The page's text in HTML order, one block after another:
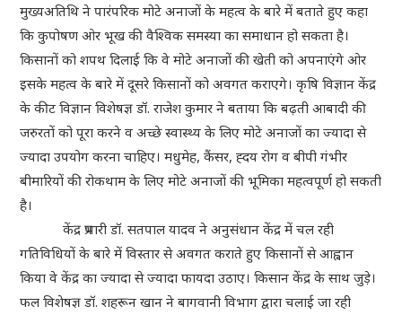
मुख्यअतिथि ने पारंपरिक मोटे अनाजों के महत्व के बारे में बताते हुए कहा
कि कुपोषण ओर भूख की वैश्विक समस्या का समाधान हो सकता है।
किसानों को शपथ दिलाई कि वे मोटे अनाजों की खेती को अपनाएंगे ओर
इसके महत्व के बारे में दूसरे किसानों को अवगत कराएगे। कृषि विज्ञान केंद्र
के कीट विज्ञान विशेषज्ञ डॉ. राजेश कुमार ने बताया कि बढ़ती आबादी की
जरुरतों को पूरा करने व अच्छे स्वास्थ्य के लिए मोटे अनाजों का ज्यादा से
ज्यादा उपयोग करना चाहिए। मधुमेह, कैंसर, ह्दय रोग व बीपी गंभीर
बीमारियों की रोकथाम के लिए मोटे अनाजों की भूमिका महत्वपूर्ण हो सकती
है।
केंद्र प्रभारी डॉ. सतपाल यादव ने अनुसंधान केंद्र में चल रही
गतिविधियों के बारे में विस्तार से अवगत कराते हुए किसानों से आह्वान
किया वे केंद्र का ज्यादा से ज्यादा फायदा उठाए। किसान केंद्र के साथ जुड़े।
फल विशेषज्ञ डॉ. शहरून खान ने बागवानी विभाग द्वारा चलाई जा रही